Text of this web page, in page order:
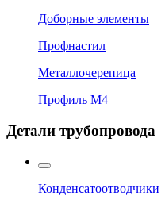
Доборные элементы
Профнастил
Металлочерепица
Профиль М4
Детали трубопровода
Конденсатоотводчики